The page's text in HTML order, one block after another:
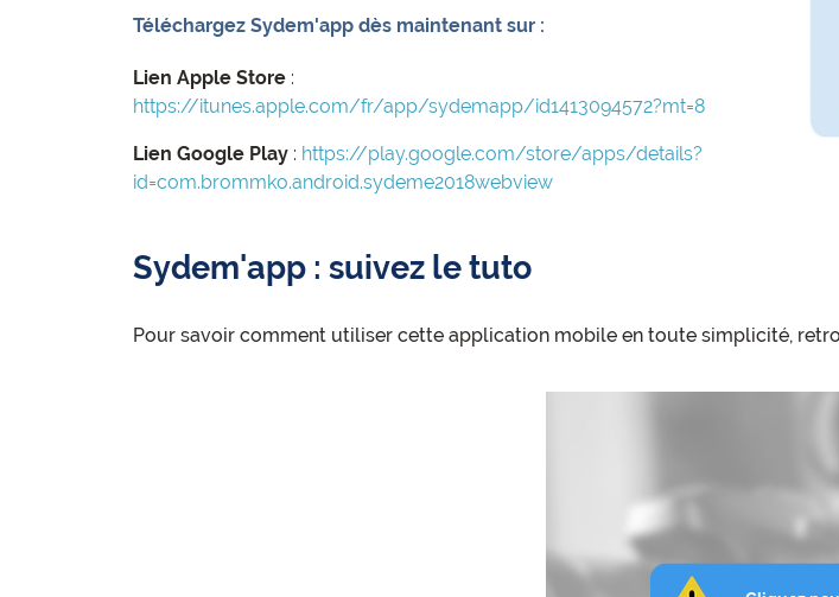
Téléchargez Sydem'app dès maintenant sur :
Lien Apple Store :
https://itunes.apple.com/fr/app/sydemapp/id1413094572?mt=8
Lien Google Play : https://play.google.com/store/apps/details?
id=com.brommko.android.sydeme2018webview
Sydem'app : suivez le tuto
Pour savoir comment utiliser cette application mobile en toute simplicité,